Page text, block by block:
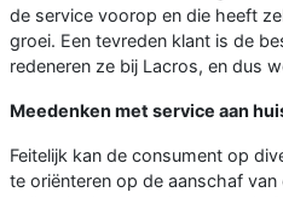
de service voorop en die heeft
groei. Een tevreden klant is de
redeneren ze bij Lacros, en dus
Meedenken met service aan
Feitelijk kan de consument op
te oriënteren op de aanschaf